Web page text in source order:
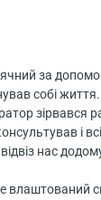
за
собі
зірвався
і
нас
влаштований